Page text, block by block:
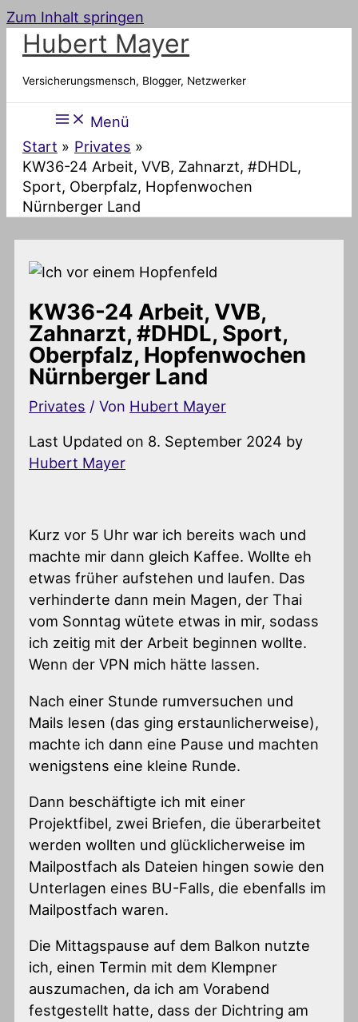
Zum Inhalt springen
Hubert Mayer
Versicherungsmensch, Blogger, Netzwerker
Menü
Start
Privates
KW36-24 Arbeit, VVB, Zahnarzt, #DHDL,
Sport, Oberpfalz, Hopfenwochen
Nürnberger Land
KW36-24 Arbeit, VVB,
Zahnarzt, #DHDL, Sport,
Oberpfalz, Hopfenwochen
Nürnberger Land
Privates / Von Hubert Mayer
Last Updated on 8. September 2024 by
Hubert Mayer
Kurz vor 5 Uhr war ich bereits wach und
machte mir dann gleich Kaffee. Wollte eh
etwas früher aufstehen und laufen. Das
verhinderte dann mein Magen, der Thai
vom Sonntag wütete etwas in mir, sodass
ich zeitig mit der Arbeit beginnen wollte.
Wenn der VPN mich hätte lassen.
Nach einer Stunde rumversuchen und
Mails lesen (das ging erstaunlicherweise),
machte ich dann eine Pause und machten
wenigstens eine kleine Runde.
Dann beschäftigte ich mit einer
Projektfibel, zwei Briefen, die überarbeitet
werden wollten und glücklicherweise im
Mailpostfach als Dateien hingen sowie den
Unterlagen eines BU-Falls, die ebenfalls im
Mailpostfach waren.
Die Mittagspause auf dem Balkon nutzte
ich, einen Termin mit dem Klempner
auszumachen, da ich am Vorabend
festgestellt hatte, dass der Dichtring am